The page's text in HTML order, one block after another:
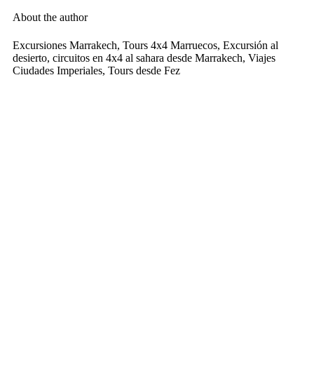
About the author
Excursiones Marrakech, Tours 4x4 Marruecos, Excursión al
desierto, circuitos en 4x4 al sahara desde Marrakech, Viajes
Ciudades Imperiales, Tours desde Fez